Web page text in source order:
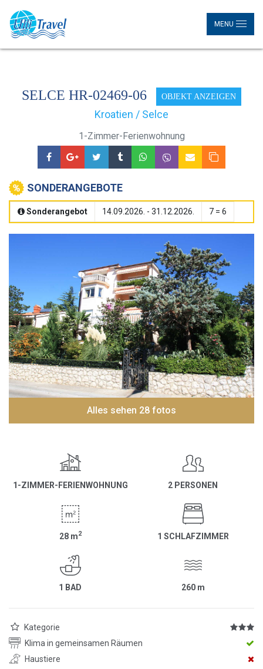
MENU
SELCE HR-02469-06 OBJEKT ANZEIGEN
Kroatien / Selce
1-Zimmer-Ferienwohnung
SONDERANGEBOTE
Sonderangebot 14.09.2026. - 31.12.2026. 7 = 6
Alles sehen 28 fotos
1-ZIMMER-FERIENWOHNUNG 2 PERSONEN
28 m2 1 SCHLAFZIMMER
1 BAD 260 m
Kategorie
Klima in gemeinsamen Räumen
Haustiere